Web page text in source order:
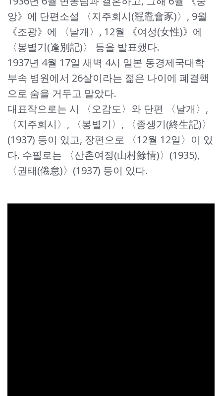
앙》에 단편소설 〈지주회시(鼅鼄會豕)〉, 9월
《조광》에 〈날개〉, 12월 《여성(女性)》에
〈봉별기(逢別記)〉 등을 발표했다.
1937년 4월 17일 새벽 4시 일본 동경제국대학
부속 병원에서 26살이라는 젊은 나이에 폐결핵
으로 숨을 거두고 말았다.
대표작으로는 시 〈오감도〉와 단편 〈날개〉,
〈지주회시〉, 〈봉별기〉, 〈종생기(終生記)〉
(1937) 등이 있고, 장편으로 〈12월 12일〉이 있
다. 수필로는 〈산촌여정(山村餘情)〉(1935),
〈권태(倦怠)〉(1937) 등이 있다.